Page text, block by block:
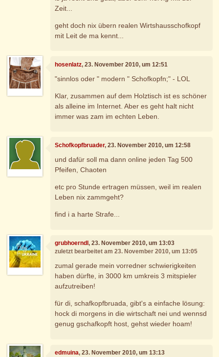
Zeit...
geht doch nix übern realen Wirtshausschofkopf
mit Leit de ma kennt...
hosenlatz, 23. November 2010, um 12:51
"sinnlos oder " modern " Schofkopfn;" - LOL
Klar, zusammen auf dem Holztisch ist es schöner
als alleine im Internet. Aber es geht halt nicht
immer was zam im echten Leben.
Schofkopfbruader, 23. November 2010, um 12:58
und dafür soll ma dann online jeden Tag 500
Pfeifen, Chaoten
etc pro Stunde ertragen müssen, weil im realen
Leben nix zammgeht?
find i a harte Strafe...
grubhoerndl, 23. November 2010, um 13:03
zuletzt bearbeitet am 23. November 2010, um 13:05
zumal gerade mein vorredner schwierigkeiten
haben dürfte, in 3000 km umkreis 3 mitspieler
aufzutreiben!
für di, schafkopfbruada, gibt's a einfache lösung:
hock di morgens in die wirtschaft nei und wennsd
genug gschafkopft host, gehst wieder hoam!
edmuina, 23. November 2010, um 13:13